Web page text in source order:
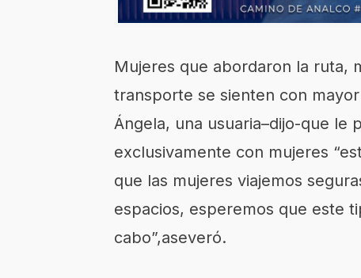
Mujeres que abordaron la ruta,
transporte se sienten con
Ángela, una usuaria–dijo-que le
exclusivamente con mujeres
que las mujeres viajemos
espacios, esperemos que este
cabo”,aseveró.